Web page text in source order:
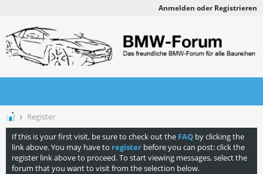
Anmelden oder Registrieren
Register
If this is your first visit, be sure to check out the FAQ by clicking the
link above. You may have to register before you can post: click the
register link above to proceed. To start viewing messages, select the
forum that you want to visit from the selection below.